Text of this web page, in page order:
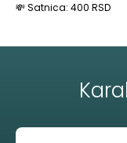
💸 Satnica: 400 RSD